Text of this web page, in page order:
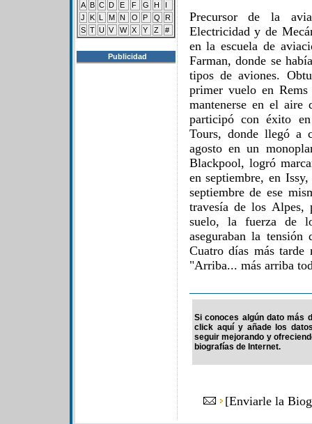
A B C D E F G H
I
J
K L M N O P Q
R
S T U V W X Y Z #
Publicidad
Precursor de la
Electricidad y de
en la escuela de
Farman, donde se
tipos de aviones.
primer vuelo en
mantenerse en el
participó con éxito en
Tours, donde llegó a
agosto en un
Blackpool, logró
en septiembre, en
septiembre de ese
travesía de los
suelo, la fuerza de
aseguraban la
Cuatro días más
"Arriba... más arriba
Si conoces algún dato más
click aquí y añade los
seguir mejorando y
biografías de Internet.
[Enviarle la